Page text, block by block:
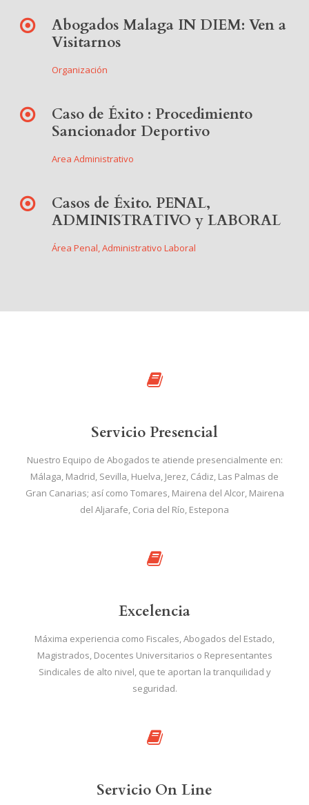
Abogados Malaga IN DIEM: Ven a
Visitarnos
Organización
Caso de Éxito : Procedimiento
Sancionador Deportivo
Area Administrativo
Casos de Éxito. PENAL,
ADMINISTRATIVO y LABORAL
Área Penal, Administrativo Laboral
Servicio Presencial
Nuestro Equipo de Abogados te atiende presencialmente en:
Málaga, Madrid, Sevilla, Huelva, Jerez, Cádiz, Las Palmas de
Gran Canarias; así como Tomares, Mairena del Alcor, Mairena
del Aljarafe, Coria del Río, Estepona
Excelencia
Máxima experiencia como Fiscales, Abogados del Estado,
Magistrados, Docentes Universitarios o Representantes
Sindicales de alto nivel, que te aportan la tranquilidad y
seguridad.
Servicio On Line